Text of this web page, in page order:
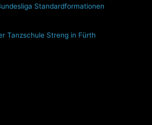
Standardformationen
Tanzschule Streng in Fürth